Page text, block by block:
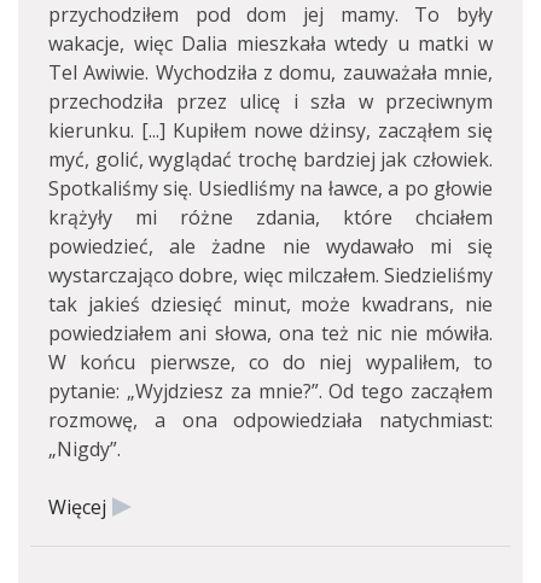
przychodziłem pod dom jej mamy. To były
wakacje, więc Dalia mieszkała wtedy u matki w
Tel Awiwie. Wychodziła z domu, zauważała mnie,
przechodziła przez ulicę i szła w przeciwnym
kierunku. [...] Kupiłem nowe dżinsy, zacząłem się
myć, golić, wyglądać trochę bardziej jak człowiek.
Spotkaliśmy się. Usiedliśmy na ławce, a po głowie
krążyły mi różne zdania, które chciałem
powiedzieć, ale żadne nie wydawało mi się
wystarczająco dobre, więc milczałem. Siedzieliśmy
tak jakieś dziesięć minut, może kwadrans, nie
powiedziałem ani słowa, ona też nic nie mówiła.
W końcu pierwsze, co do niej wypaliłem, to
pytanie: „Wyjdziesz za mnie?”. Od tego zacząłem
rozmowę, a ona odpowiedziała natychmiast:
„Nigdy”.
Więcej